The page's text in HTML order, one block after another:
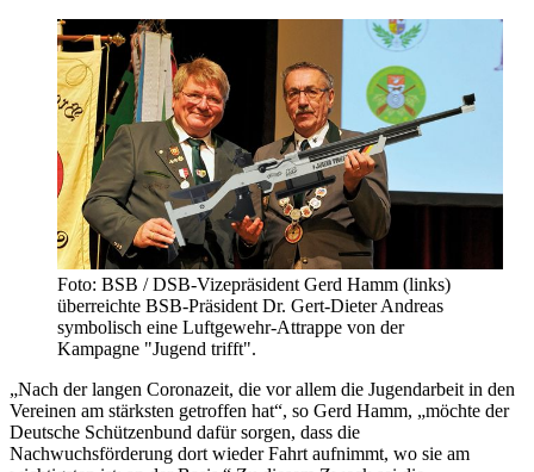
Foto: BSB / DSB-Vizepräsident Gerd Hamm (links)
überreichte BSB-Präsident Dr. Gert-Dieter Andreas
symbolisch eine Luftgewehr-Attrappe von der
Kampagne "Jugend trifft".
„Nach der langen Coronazeit, die vor allem die Jugendarbeit in den
Vereinen am stärksten getroffen hat“, so Gerd Hamm, „möchte der
Deutsche Schützenbund dafür sorgen, dass die
Nachwuchsförderung dort wieder Fahrt aufnimmt, wo sie am